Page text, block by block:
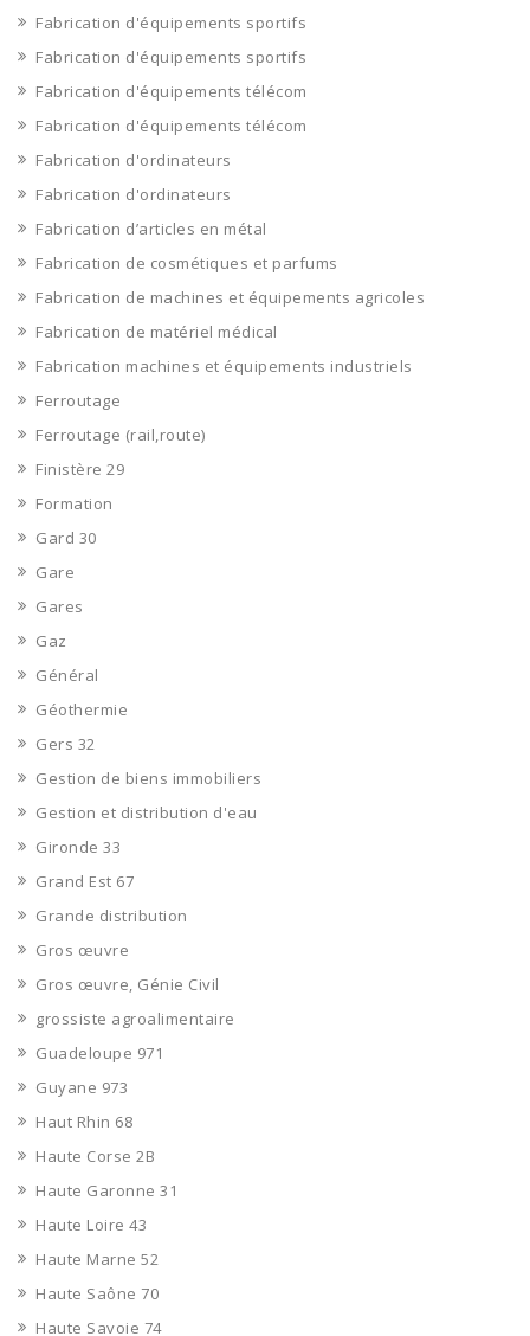
Fabrication d'équipements sportifs
Fabrication d'équipements sportifs
Fabrication d'équipements télécom
Fabrication d'équipements télécom
Fabrication d'ordinateurs
Fabrication d'ordinateurs
Fabrication d’articles en métal
Fabrication de cosmétiques et parfums
Fabrication de machines et équipements agricoles
Fabrication de matériel médical
Fabrication machines et équipements industriels
Ferroutage
Ferroutage (rail,route)
Finistère 29
Formation
Gard 30
Gare
Gares
Gaz
Général
Géothermie
Gers 32
Gestion de biens immobiliers
Gestion et distribution d'eau
Gironde 33
Grand Est 67
Grande distribution
Gros œuvre
Gros œuvre, Génie Civil
grossiste agroalimentaire
Guadeloupe 971
Guyane 973
Haut Rhin 68
Haute Corse 2B
Haute Garonne 31
Haute Loire 43
Haute Marne 52
Haute Saône 70
Haute Savoie 74